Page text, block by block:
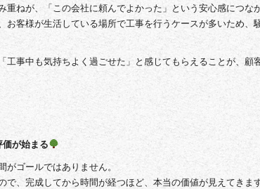
重ねが、「この会社に頼んでよかった」という安心感につな
お客様が生活している場所で工事を行うケースが多いため、
工事中も気持ちよく過ごせた」と感じてもらえることが、顧
が始まる
がゴールではありません。
で、完成してから時間が経つほど、本当の価値が見えてきます